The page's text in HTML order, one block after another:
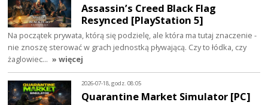
Assassin’s Creed Black Flag
Resynced [PlayStation 5]
Na początek prywata, którą się podzielę, ale która ma tutaj znaczenie -
nie znoszę sterować w grach jednostką pływającą. Czy to łódka, czy
żaglowiec… » więcej
2026-07-18, godz. 08:05
Quarantine Market Simulator [PC]